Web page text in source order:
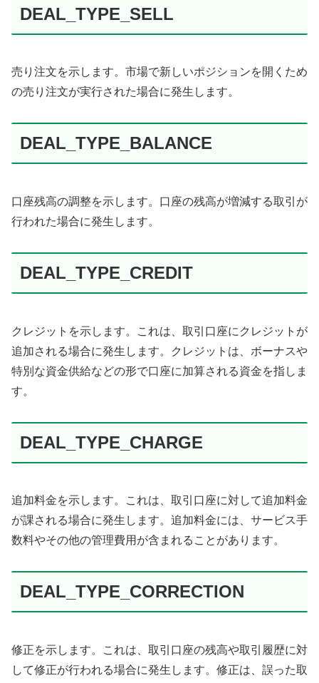
DEAL_TYPE_SELL
売り注文を示します。市場で新しいポジションを開くため
の売り注文が実行された場合に発生します。
DEAL_TYPE_BALANCE
口座残高の調整を示します。口座の残高が増減する取引が
行われた場合に発生します。
DEAL_TYPE_CREDIT
クレジットを示します。これは、取引口座にクレジットが
追加される場合に発生します。クレジットは、ボーナスや
特別な資金供給などの形で口座に加算される資金を指しま
す。
DEAL_TYPE_CHARGE
追加料金を示します。これは、取引口座に対して追加料金
が課される場合に発生します。追加料金には、サービス手
数料やその他の管理費用が含まれることがあります。
DEAL_TYPE_CORRECTION
修正を示します。これは、取引口座の残高や取引履歴に対
して修正が行われる場合に発生します。修正は、誤った取